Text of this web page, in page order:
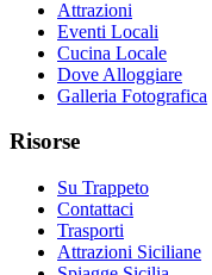
Attrazioni
Eventi Locali
Cucina Locale
Dove Alloggiare
Galleria Fotografica
Risorse
Su Trappeto
Contattaci
Trasporti
Attrazioni Siciliane